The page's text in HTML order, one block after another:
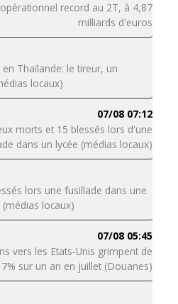
record au 2T, à 4,87
milliards d'euros
Thaïlande: le tireur, un
locaux)
07/08 07:12
morts et 15 blessés lors d'une
dans un lycée (médias locaux)
lors une fusillade dans une
locaux)
07/08 05:45
vers les Etats-Unis grimpent de
sur un an en juillet (Douanes)